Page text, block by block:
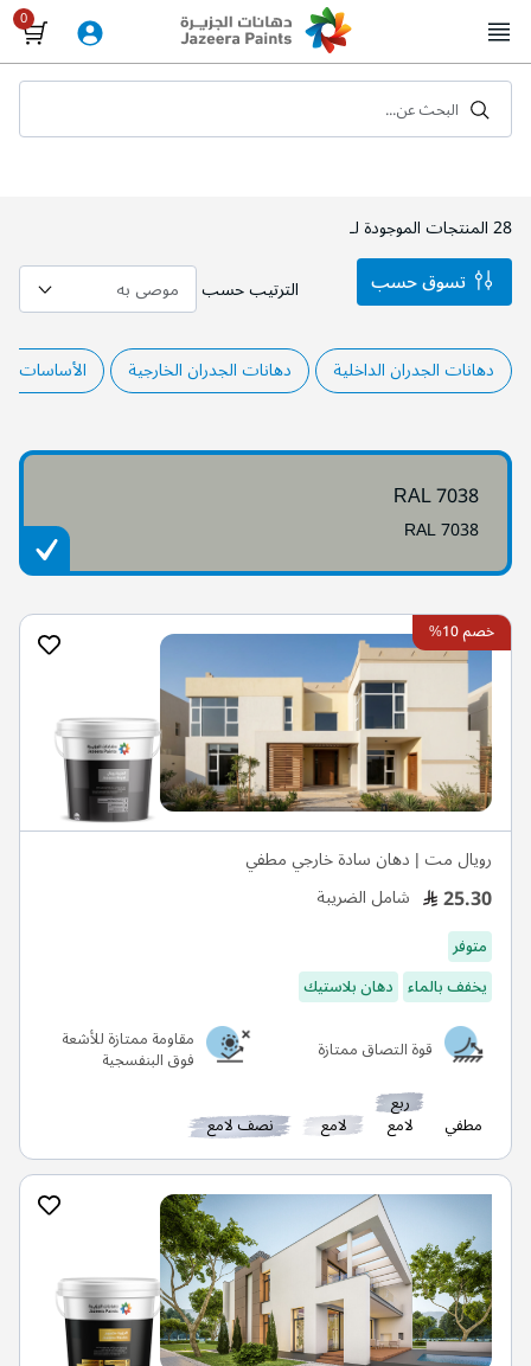
to
Content
البحث عن...
28المنتجات الموجودة لـ
الترتيب حسب
دهانات الجدران الداخلية دهانات الجدران الخارجية الأساسات
RAL 7038
RAL 7038
خصم 10%
رويال مت | دهان سادة خارجي مطفي
25.30 شامل الضريبة
متوفر
يخفف بالماء دهان بلاستيك
قوة التصاق ممتازة
مقاومة ممتازة للأشعة
فوق البنفسجية
مطفي
ربع
لامع لامع نصف لامع
تسوق حسب